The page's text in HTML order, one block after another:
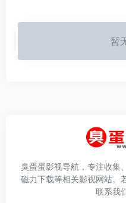
暂
臭蛋蛋影视导航，专注收集
磁力下载等相关影视网站。
联系我